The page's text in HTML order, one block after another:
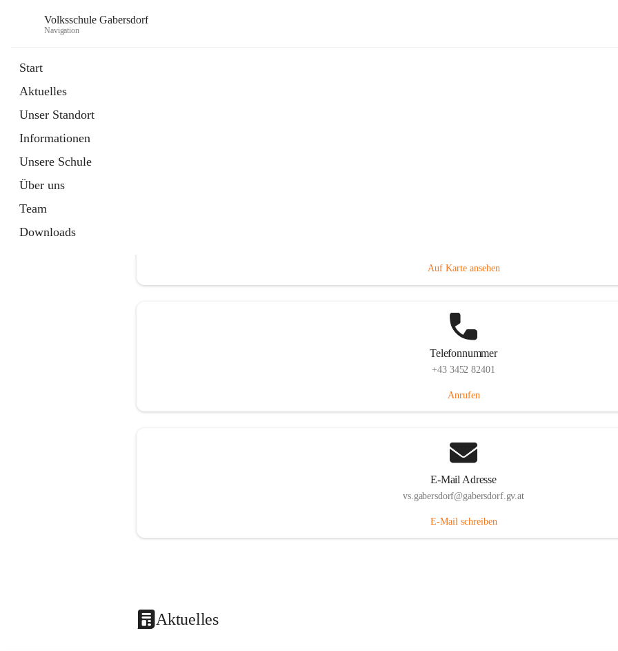
Volksschule Gabersdorf
Navigation
Start
Aktuelles
Unser Standort
Informationen
Unsere Schule
Über uns
Team
Downloads
Auf Karte ansehen
Telefonnummer
+43 3452 82401
Anrufen
E-Mail Adresse
vs.gabersdorf@gabersdorf.gv.at
E-Mail schreiben
Aktuelles